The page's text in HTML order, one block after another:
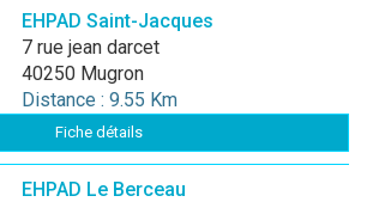
EHPAD Saint-Jacques
7 rue jean darcet
40250 Mugron
Distance : 9.55 Km
Fiche détails
EHPAD Le Berceau